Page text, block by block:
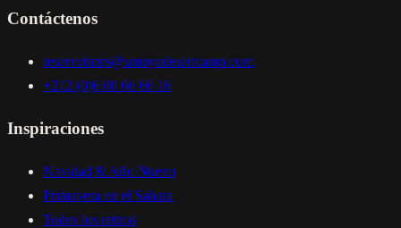
Contáctenos
reservations@umnyadesertcamp.com
+212 (0)6 00 66 66 16
Inspiraciones
Navidad & Año Nuevo
Primavera en el Sahara
Todos los retiros